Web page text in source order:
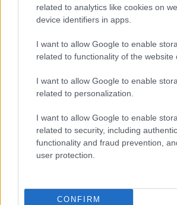
related to analytics like cookies on
device identifiers in apps.
I want to allow Google to enable
related to functionality of the website
I want to allow Google to enable
related to personalization.
I want to allow Google to enable
related to security, including
functionality and fraud prevention,
user protection.
CONFIRM
Yooha te a nyakba akaszthatós
nyakra majd visza nyomni rá a
Jó volt elképzelni pár dolgot, de ez
volt fojtatása a gyűrűk urához...
se adják ki. Ez már csak ilyen
G-vi
@minifig88: Ez már nekem is
hogy nemsokára jön ki két új rész.